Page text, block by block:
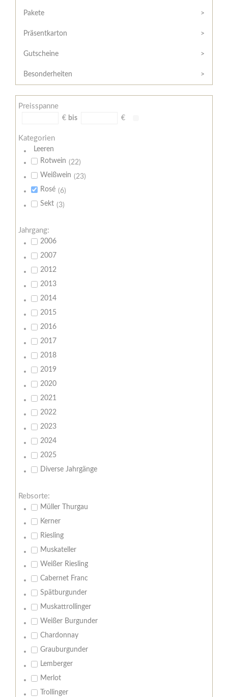
/
Widerrufsformular
AGB
Zahlungsbedingungen
Meine
Pakete
Präsentkarton
Gutscheine
Besonderheiten
Preisspanne
€ bis €
Kategorien
Leeren
Rotwein (22)
Weißwein (23)
Rosé (6)
Sekt (3)
Jahrgang:
2006
2007
2012
2013
2014
2015
2016
2017
2018
2019
2020
2021
2022
2023
2024
2025
Diverse Jahrgänge
Rebsorte:
Müller Thurgau
Kerner
Riesling
Muskateller
Weißer Riesling
Cabernet Franc
Spätburgunder
Muskattrollinger
Weißer Burgunder
Chardonnay
Grauburgunder
Lemberger
Merlot
Trollinger